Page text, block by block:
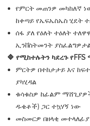
የምርት መጠንዎ መካከለኛ
ከቀጣይ የኤፍኤስኤስ ሂደት
ሰፋ ያለ የዕለት ተዕለት
ኢንቨስትመንት
🔷 የሚከተሉትን ካደረጉ
ምርትዎ በተከታታይ እና
ያካሂዳል
ቁሳቁስዎ ከፊልም
ዱቄቶች) ጋር ተኳሃኝ ነው
መስመርዎ በዘላቂ